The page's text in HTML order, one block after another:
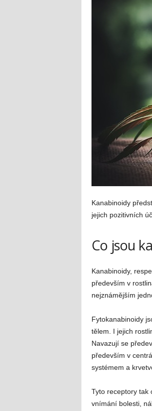
Kanabinoidy
jejich pozitivních
Co jsou
Kanabinoidy,
především v
nejznámějším
Fytokanabinoidy
tělem. I jejich
Navazují se
především v
systémem a
Tyto receptory tak
vnímání bolesti,